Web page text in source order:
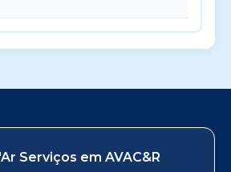
Serviços em AVAC&R